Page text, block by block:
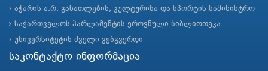
აჭარის ა.რ. განათლების, კულტურისა და სპორტის სამინისტრო
საქართველოს პარლამენტის ეროვნული ბიბლიოთეკა
უნივერსიტეტის ძველი ვებგვერდი
საკონტაქტო ინფორმაცია